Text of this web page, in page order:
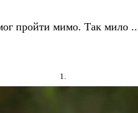
пройти мимо. Так мило
1.